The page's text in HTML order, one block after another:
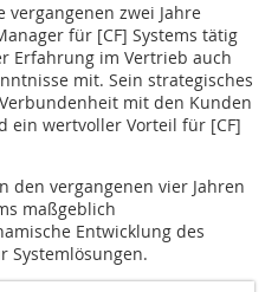
zwei Jahre
für [CF] Systems tätig
Erfahrung im Vertrieb auch
mit. Sein strategisches
mit den Kunden
ein wertvoller Vorteil für [CF]
den vergangenen vier Jahren
maßgeblich
Entwicklung des
Systemlösungen.